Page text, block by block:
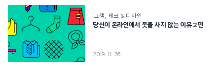
고객 테크 & 디자인
당신이 온라인에서 옷을 사지 않는 이유 2편
2019. 11. 26.